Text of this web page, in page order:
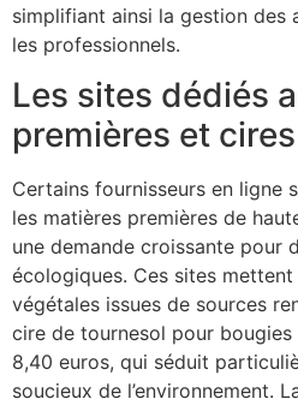
simplifiant ainsi la gestion des
les professionnels.
Les sites dédiés
premières et
Certains fournisseurs en ligne
les matières premières de
une demande croissante pour
écologiques. Ces sites
végétales issues de sources
cire de tournesol pour bougies
8,40 euros, qui séduit
soucieux de l’environnement.